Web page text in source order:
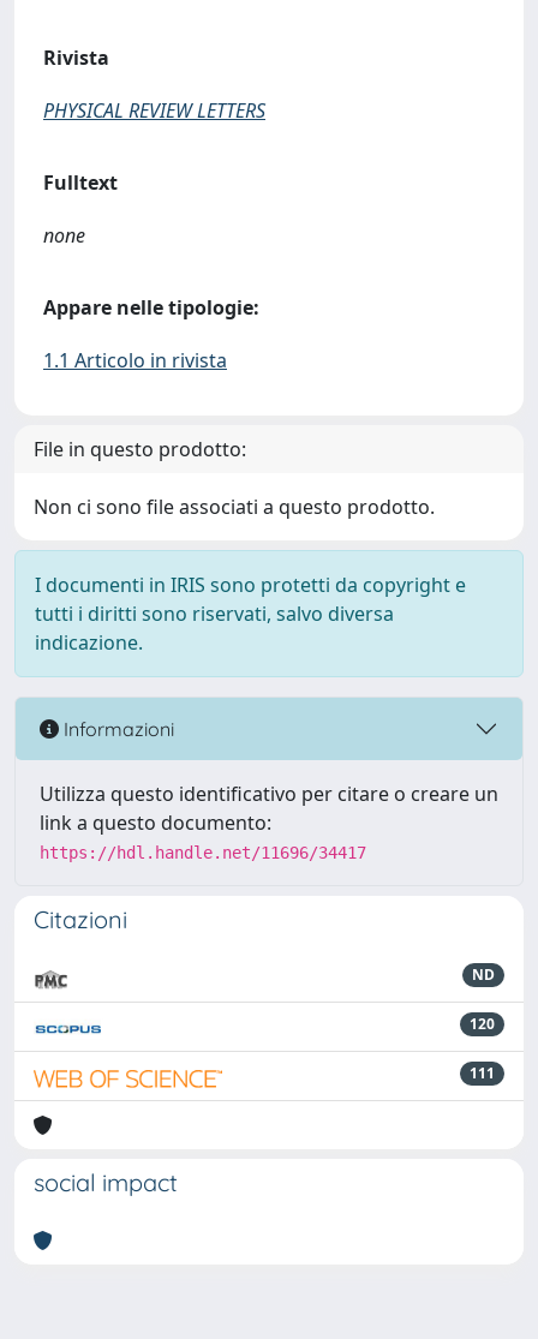
Rivista
PHYSICAL REVIEW LETTERS
Fulltext
none
Appare nelle tipologie:
1.1 Articolo in rivista
File in questo prodotto:
Non ci sono file associati a questo prodotto.
I documenti in IRIS sono protetti da copyright e
tutti i diritti sono riservati, salvo diversa
indicazione.
Informazioni
Utilizza questo identificativo per citare o creare un
link a questo documento:
https://hdl.handle.net/11696/34417
Citazioni
ND
120
111
social impact